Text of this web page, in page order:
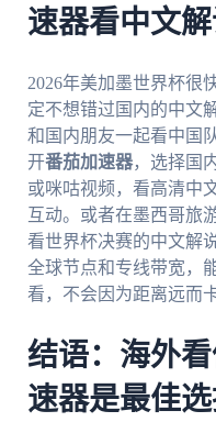
速器看中文
2026年美加墨世界杯很
定不想错过国内的中文
和国内朋友一起看中国
开番茄加速器，选择国
或咪咕视频，看高清中
互动。或者在墨西哥旅
看世界杯决赛的中文解
全球节点和专线带宽，
看，不会因为距离远而卡
结语：海外
速器是最佳